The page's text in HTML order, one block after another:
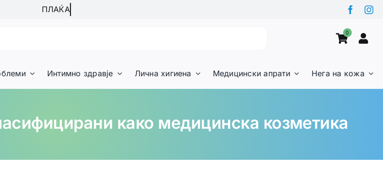
0
Интимно здравје Лична хигиена Медицински апрати Нега на кожа
како медицинска козметика